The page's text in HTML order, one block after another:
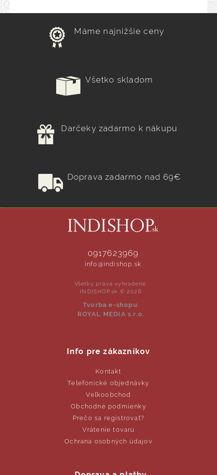
Máme najnižšie ceny
Všetko skladom
Darčeky zadarmo k nákupu
Doprava zadarmo nad 69€
0917623969
info@indishop.sk
Všetky práva vyhradené.
INDISHOP.sk © 2026
Tvorba e-shopu:
ROYAL MEDIA s.r.o.
Info pre zákazníkov
Kontakt
Telefonické objednávky
Veľkoobchod
Obchodné podmienky
Prečo sa registrovať?
Vrátenie tovaru
Ochrana osobných údajov